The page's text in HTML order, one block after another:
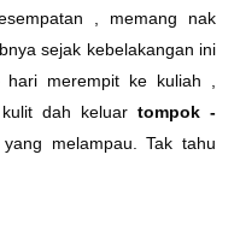
, memang nak
sejak kebelakangan ini
hari merempit ke kuliah ,
dah keluar tompok -
melampau. Tak tahu